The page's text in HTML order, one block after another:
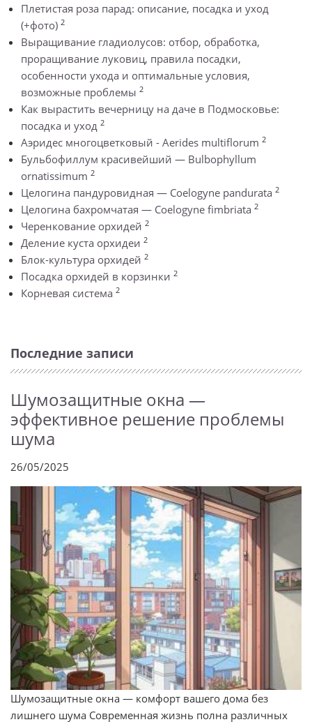
Плетистая роза парад: описание, посадка и уход
(+фото) 2
Выращивание гладиолусов: отбор, обработка,
проращивание луковиц, правила посадки,
особенности ухода и оптимальные условия,
возможные проблемы 2
Как вырастить вечерницу на даче в Подмосковье:
посадка и уход 2
Аэридес многоцветковый - Aerides multiflorum 2
Бульбофиллум красивейший — Bulbophyllum
ornatissimum 2
Целогина пандуровидная — Coelogyne pandurata 2
Целогина бахромчатая — Coelogyne fimbriata 2
Черенкование орхидей 2
Деление куста орхидеи 2
Блок-культура орхидей 2
Посадка орхидей в корзинки 2
Корневая система 2
Последние записи
Шумозащитные окна —
эффективное решение проблемы
шума
26/05/2025
Шумозащитные окна — комфорт вашего дома без
лишнего шума Современная жизнь полна различных